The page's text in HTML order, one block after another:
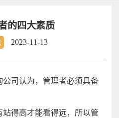
的四大素质
2023-11-13
公司认为，管理者必须具备
得高才能看得远，所以管